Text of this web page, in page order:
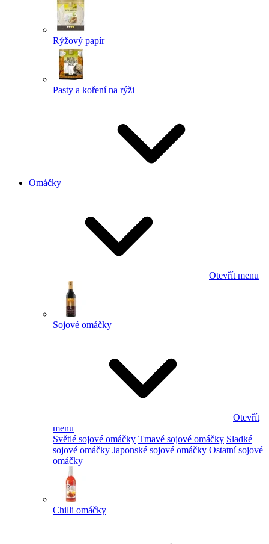
Rýžový papír
Pasty a koření na rýži
Omáčky
Otevřít menu
Sojové omáčky
Otevřít
menu
Světlé sojové omáčky Tmavé sojové omáčky Sladké
sojové omáčky Japonské sojové omáčky Ostatní sojové
omáčky
Chilli omáčky